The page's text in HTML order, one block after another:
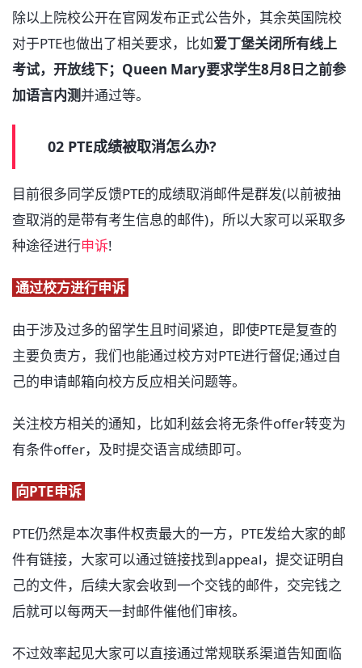
除以上院校公开在官网发布正式公告外，其余英国院校
对于PTE也做出了相关要求，比如爱丁堡关闭所有线上
考试，开放线下；Queen Mary要求学生8月8日之前参
加语言内测并通过等。
02 PTE成绩被取消怎么办?
目前很多同学反馈PTE的成绩取消邮件是群发(以前被抽
查取消的是带有考生信息的邮件)，所以大家可以采取多
种途径进行申诉!
通过校方进行申诉
由于涉及过多的留学生且时间紧迫，即使PTE是复查的
主要负责方，我们也能通过校方对PTE进行督促;通过自
己的申请邮箱向校方反应相关问题等。
关注校方相关的通知，比如利兹会将无条件offer转变为
有条件offer，及时提交语言成绩即可。
向PTE申诉
PTE仍然是本次事件权责最大的一方，PTE发给大家的邮
件有链接，大家可以通过链接找到appeal，提交证明自
己的文件，后续大家会收到一个交钱的邮件，交完钱之
后就可以每两天一封邮件催他们审核。
不过效率起见大家可以直接通过常规联系渠道告知面临